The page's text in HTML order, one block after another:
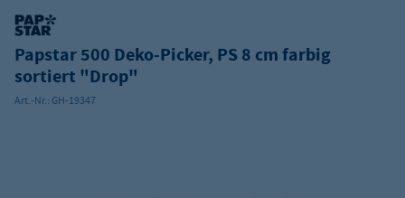
Papstar 500 Deko-Picker, PS 8 cm farbig
sortiert "Drop"
Art.-Nr.: GH-19347